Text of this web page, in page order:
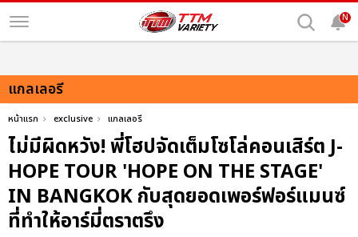
N
แกลเลอรี
หน้าแรก exclusive แกลเลอรี
ไม่มีผิดหวัง! พี่โฮปจัดเต็มโซโล่คอนเสิร์ต J-
HOPE TOUR 'HOPE ON THE STAGE'
IN BANGKOK กับสุดยอดเพอร์ฟอร์แมนซ์
ที่ทำให้อาร์มี่ตราตรึง